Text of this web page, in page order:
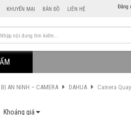
KHUYẾN MẠI BẢN ĐỒ LIÊN HỆ Đăng
AN NINH – CAMERA DAHUA Camera
Khoảng giá